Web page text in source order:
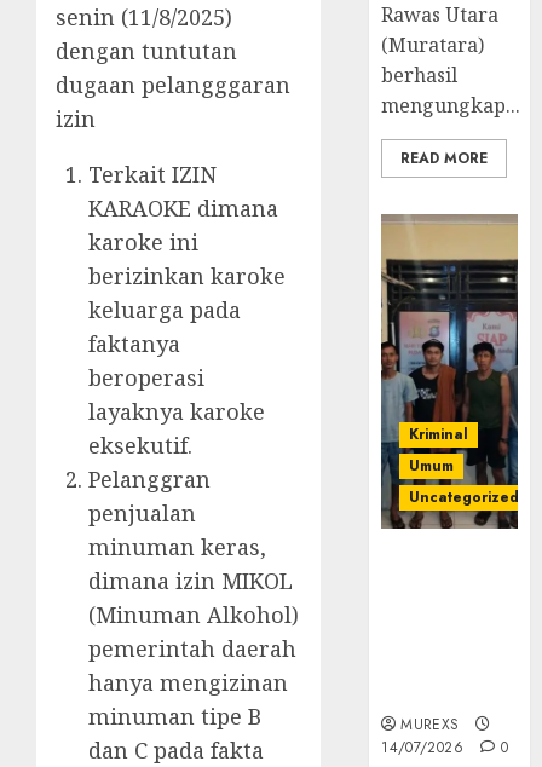
senin (11/8/2025)
dengan tuntutan
dugaan pelangggaran
izin
Terkait IZIN
KARAOKE dimana
karoke ini
berizinkan karoke
keluarga pada
faktanya
beroperasi
layaknya karoke
eksekutif.
Pelanggran
penjualan
minuman keras,
dimana izin MIKOL
(Minuman Alkohol)
pemerintah daerah
hanya mengizinan
minuman tipe B
dan C pada fakta
Rawas Utara
(Muratara)
berhasil
mengungkap...
READ MORE
Kriminal
Umum
Uncategorized
MUREXS
14/07/2026
0